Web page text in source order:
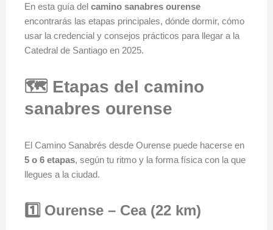
En esta guía del camino sanabres ourense
encontrarás las etapas principales, dónde dormir, cómo
usar la credencial y consejos prácticos para llegar a la
Catedral de Santiago en 2025.
🗺️ Etapas del camino
sanabres ourense
El Camino Sanabrés desde Ourense puede hacerse en
5 o 6 etapas, según tu ritmo y la forma física con la que
llegues a la ciudad.
1️⃣ Ourense – Cea (22 km)